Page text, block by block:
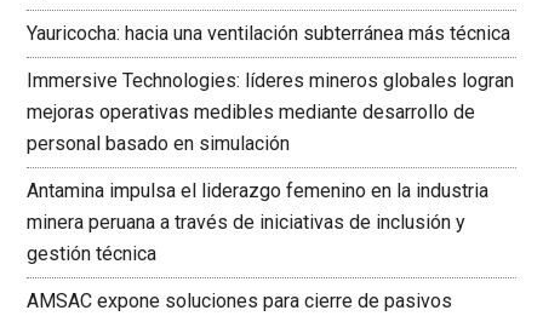
Yauricocha: hacia una ventilación subterránea más técnica
Immersive Technologies: líderes mineros globales logran
mejoras operativas medibles mediante desarrollo de
personal basado en simulación
Antamina impulsa el liderazgo femenino en la industria
minera peruana a través de iniciativas de inclusión y
gestión técnica
AMSAC expone soluciones para cierre de pasivos